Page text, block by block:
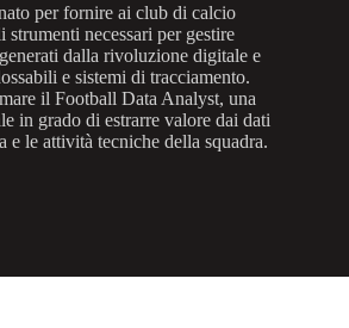
per fornire ai club di calcio
necessari per gestire
dalla rivoluzione digitale e
e sistemi di tracciamento.
il Football Data Analyst, una
in grado di estrarre valore dai dati
e le attività tecniche della squadra.